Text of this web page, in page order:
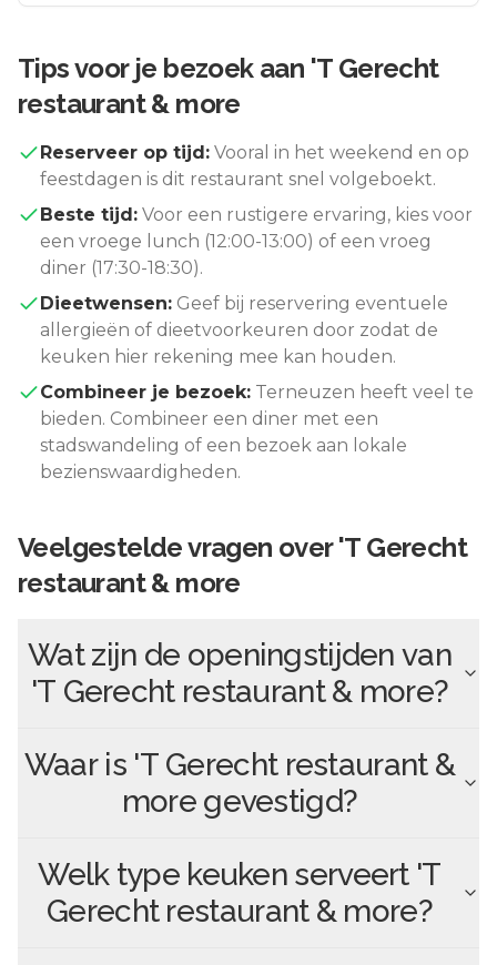
Tips voor je bezoek aan 'T Gerecht
restaurant & more
Reserveer op tijd: Vooral in het weekend en op
feestdagen is dit restaurant snel volgeboekt.
Beste tijd: Voor een rustigere ervaring, kies voor
een vroege lunch (12:00-13:00) of een vroeg
diner (17:30-18:30).
Dieetwensen: Geef bij reservering eventuele
allergieën of dieetvoorkeuren door zodat de
keuken hier rekening mee kan houden.
Combineer je bezoek: Terneuzen heeft veel te
bieden. Combineer een diner met een
stadswandeling of een bezoek aan lokale
bezienswaardigheden.
Veelgestelde vragen over'T Gerecht
restaurant & more
Wat zijn de openingstijden van
'T Gerecht restaurant & more?
Waar is 'T Gerecht restaurant &
moregevestigd?
Welk type keuken serveert 'T
Gerecht restaurant & more?